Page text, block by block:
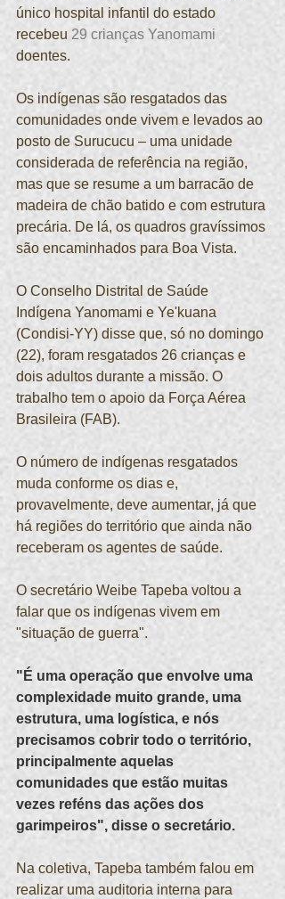
único hospital infantil do estado
recebeu 29 crianças Yanomami
doentes.
Os indígenas são resgatados das
comunidades onde vivem e levados ao
posto de Surucucu – uma unidade
considerada de referência na região,
mas que se resume a um barracão de
madeira de chão batido e com estrutura
precária. De lá, os quadros gravíssimos
são encaminhados para Boa Vista.
O Conselho Distrital de Saúde
Indígena Yanomami e Ye'kuana
(Condisi-YY) disse que, só no domingo
(22), foram resgatados 26 crianças e
dois adultos durante a missão. O
trabalho tem o apoio da Força Aérea
Brasileira (FAB).
O número de indígenas resgatados
muda conforme os dias e,
provavelmente, deve aumentar, já que
há regiões do território que ainda não
receberam os agentes de saúde.
O secretário Weibe Tapeba voltou a
falar que os indígenas vivem em
"situação de guerra".
"É uma operação que envolve uma
complexidade muito grande, uma
estrutura, uma logística, e nós
precisamos cobrir todo o território,
principalmente aquelas
comunidades que estão muitas
vezes reféns das ações dos
garimpeiros", disse o secretário.
Na coletiva, Tapeba também falou em
realizar uma auditoria interna para